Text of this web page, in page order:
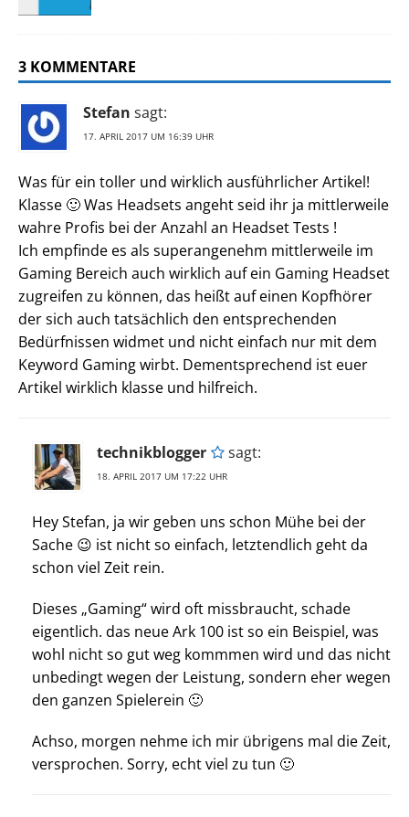
3 KOMMENTARE
Stefan sagt:
17. APRIL 2017 UM 16:39 UHR
Was für ein toller und wirklich ausführlicher Artikel!
Klasse 🙂 Was Headsets angeht seid ihr ja mittlerweile
wahre Profis bei der Anzahl an Headset Tests !
Ich empfinde es als superangenehm mittlerweile im
Gaming Bereich auch wirklich auf ein Gaming Headset
zugreifen zu können, das heißt auf einen Kopfhörer
der sich auch tatsächlich den entsprechenden
Bedürfnissen widmet und nicht einfach nur mit dem
Keyword Gaming wirbt. Dementsprechend ist euer
Artikel wirklich klasse und hilfreich.
technikblogger sagt:
18. APRIL 2017 UM 17:22 UHR
Hey Stefan, ja wir geben uns schon Mühe bei der
Sache 😉 ist nicht so einfach, letztendlich geht da
schon viel Zeit rein.
Dieses „Gaming“ wird oft missbraucht, schade
eigentlich. das neue Ark 100 ist so ein Beispiel, was
wohl nicht so gut weg kommmen wird und das nicht
unbedingt wegen der Leistung, sondern eher wegen
den ganzen Spielerein 🙂
Achso, morgen nehme ich mir übrigens mal die Zeit,
versprochen. Sorry, echt viel zu tun 🙂